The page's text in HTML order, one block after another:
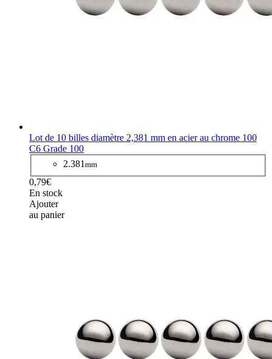
Lot de 10 billes diamètre 2,381 mm en acier au chrome 100
C6 Grade 100
2.381 mm
0,79€
En stock
Ajouter
au panier